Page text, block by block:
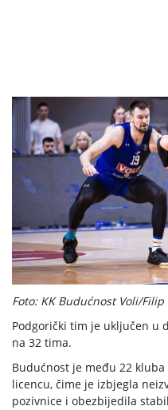
Foto: KK Budućnost Voli/Filip
Podgorički tim je uključen u
na 32 tima.
Budućnost je među 22
licencu, čime je izbjegla
pozivnice i obezbijedila